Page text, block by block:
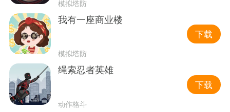
模拟塔防
我有一座商业楼
模拟塔防
下载
绳索忍者英雄
动作格斗
下载